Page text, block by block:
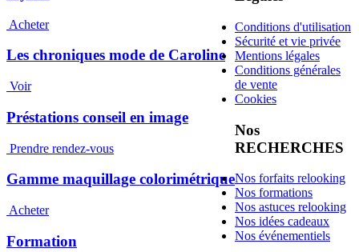
Acheter
Les chroniques mode de Caroline
Voir
Préstations conseil en image
Prendre rendez-vous
Gamme maquillage colorimétrique
Acheter
Formation
Conditions d'utilisation
Sécurité et vie privée
Mentions légales
Conditions générales
de vente
Cookies
Nos
RECHERCHES
Nos forfaits relooking
Nos formations
Nos astuces relooking
Nos idées cadeaux
Nos événementiels